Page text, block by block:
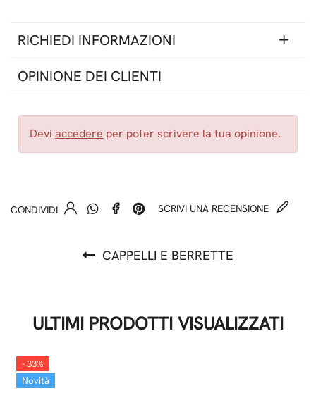
RICHIEDI INFORMAZIONI
OPINIONE DEI CLIENTI
Deviaccedere per poter scrivere la tua opinione.
CONDIVIDI SCRIVI UNA RECENSIONE
CAPPELLI E BERRETTE
ULTIMI PRODOTTI VISUALIZZATI
- 33%
Novità